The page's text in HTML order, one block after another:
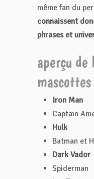
même fan du
connaissent
phrases et
aperçu
mascottes
Iron Man
Captain
Hulk
Batman et
Dark Vador
Spiderman